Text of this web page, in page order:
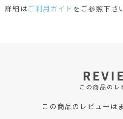
詳細はご利用ガイド をご参照下さ
この商品のレ
この商品のレビューは